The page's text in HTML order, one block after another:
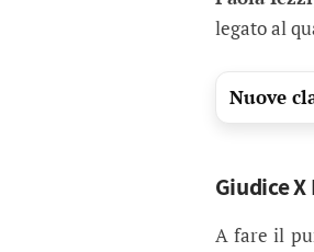
legato al
Nuove
Giudice
A fare il